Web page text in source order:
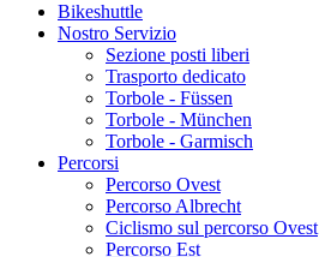
Bikeshuttle
Nostro Servizio
Sezione posti liberi
Trasporto dedicato
Torbole - Füssen
Torbole - München
Torbole - Garmisch
Percorsi
Percorso Ovest
Percorso Albrecht
Ciclismo sul percorso Ovest
Percorso Est